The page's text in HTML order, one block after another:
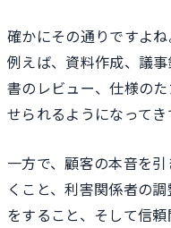
確かにその通りですよね
例えば、資料作成、議
書のレビュー、仕様の
せられるようになってき
一方で、顧客の本音を
くこと、利害関係者の
をすること、そして信